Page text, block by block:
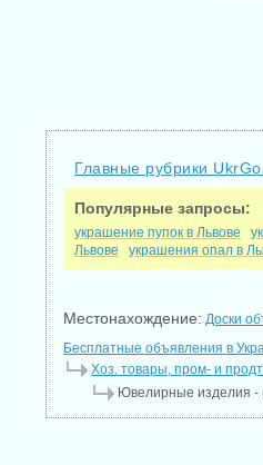
Главные рубрики
Популярные запросы:
украшение пупок в Львове
Львове
украшения опал в
Местонахождение: Доски
Бесплатные объявления в
Хоз. товары, пром- и
Ювелирные изделия -